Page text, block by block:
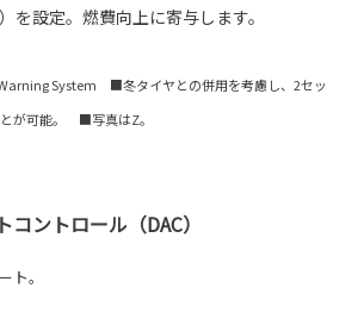
を設定。燃費向上に寄与します。
Warning System ■冬タイヤとの併用を考慮し、2セッ
が可能。 ■写真はZ。
ントロール（DAC）
ト。